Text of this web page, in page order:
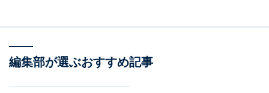
Amazonのセール商品から売れ筋ランキングまで、毎日のお買いも
編集部が選ぶおすすめ記事